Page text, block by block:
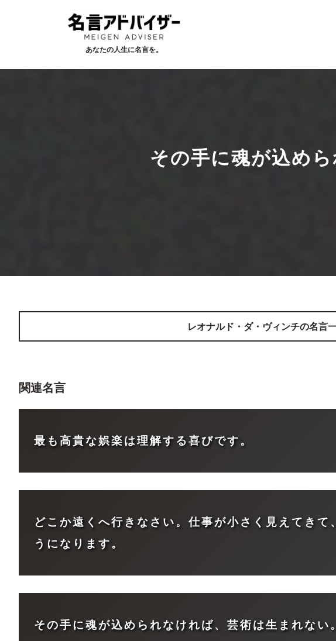
あなたの人生に名言を。
その手に魂が込め
レオナルド・ダ・ヴィンチの名言
関連名言
最も高貴な娯楽は理解する喜びです。
どこか遠くへ行きなさい。仕事が小さく見えてきて
うになります。
その手に魂が込められなければ、芸術は生まれない